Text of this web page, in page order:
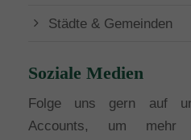
Städte & Gemeinden
Soziale Medien
Folge uns gern auf
Accounts, um mehr